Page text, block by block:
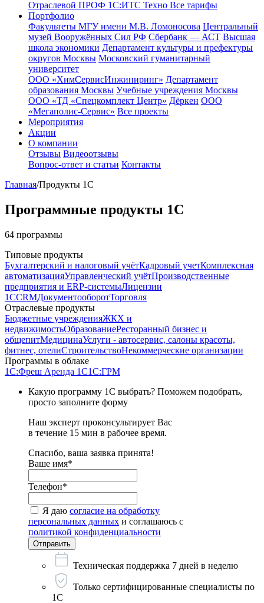
Отраслевой ПРОФ 1С:ИТС Техно Все тарифы
Портфолио
Факультеты МГУ имени М.В. Ломоносова Центральный
музей Вооружённых Сил РФ Сбербанк — АСТ Высшая
школа экономики Департамент культуры и префектуры
округов Москвы Московский гуманитарный
университет
ООО «ХимСервисИнжиниринг» Департамент
образования Москвы Учебные учреждения Москвы
ООО «ТД «Спецкомплект Центр» Дёркен ООО
«Мегаполис-Сервис» Все проекты
Мероприятия
Акции
О компании
Отзывы Видеоотзывы
Вопрос-ответ и статьи Контакты
Главная/Продукты 1С
Программные продукты 1С
64 программы
Типовые продукты
Бухгалтерский и налоговый учётКадровый учетКомплексная
автоматизацияУправленческий учётПроизводственные
предприятия и ERP-системыЛицензии
1СCRMДокументооборотТорговля
Отраслевые продукты
Бюджетные учрежденияЖКХ и
недвижимостьОбразованиеРесторанный бизнес и
общепитМедицинаУслуги - автосервис, cалоны красоты,
фитнес, отелиСтроительствоНекоммерческие организации
Программы в облаке
1C:Фреш Аренда 1С1С:ГРМ
Какую программу 1С выбрать? Поможем подобрать,
просто заполните форму
Наш эксперт проконсультирует Вас
в течение 15 мин в рабочее время.
Спасибо, ваша заявка принята!
Ваше имя*
Телефон*
Я даю согласие на обработку
персональных данных и соглашаюсь с
политикой конфиденциальности
Техническая поддержка 7 дней в неделю
Только сертифицированные специалисты по
1С